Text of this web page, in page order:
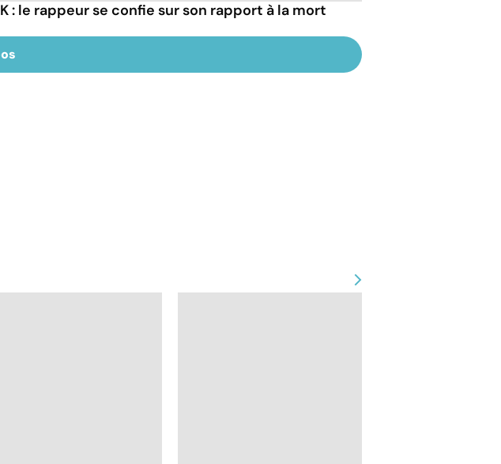
: le rappeur se confie sur son rapport à la mort